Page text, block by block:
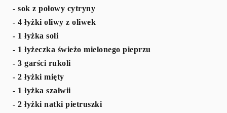
- sok z połowy cytryny
- 4 łyżki oliwy z oliwek
- 1 łyżka soli
- 1 łyżeczka świeżo mielonego pieprzu
- 3 garści rukoli
- 2 łyżki mięty
- 1 łyżka szałwii
- 2 łyżki natki pietruszki